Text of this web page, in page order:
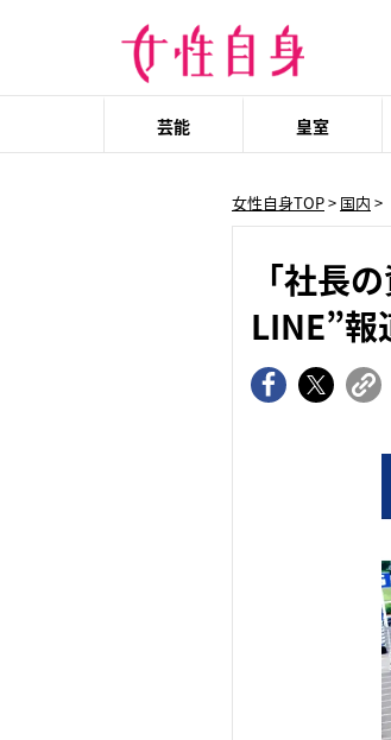
芸能 皇室
女性自身TOP> 国内 >
「社長
LINE”